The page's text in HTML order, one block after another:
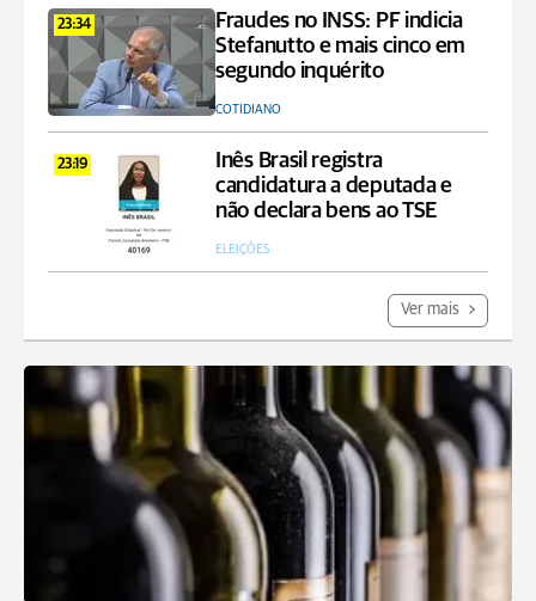
23:34
Fraudes no INSS: PF indicia
Stefanutto e mais cinco em
segundo inquérito
COTIDIANO
23:19
Inês Brasil registra
candidatura a deputada e
não declara bens ao TSE
ELEIÇÕES
Ver mais